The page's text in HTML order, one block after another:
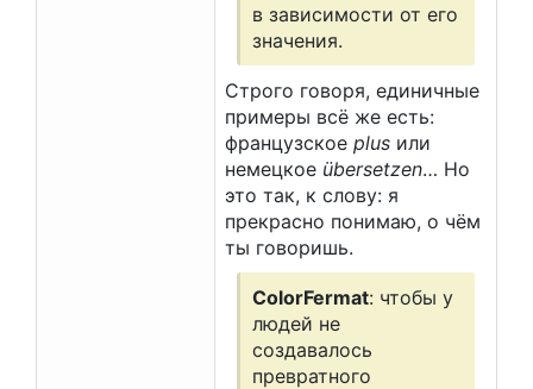
в зависимости от его
значения.
Строго говоря, единичные
примеры всё же есть:
французское plus или
немецкое übersetzen… Но
это так, к слову: я
прекрасно понимаю, о чём
ты говоришь.
ColorFermat: чтобы у
людей не
создавалось
превратного